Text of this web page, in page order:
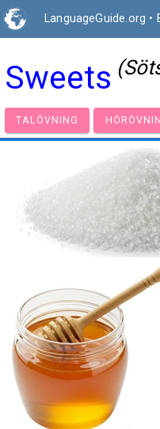
LanguageGuide.org •
Sweets
TALÖVNING